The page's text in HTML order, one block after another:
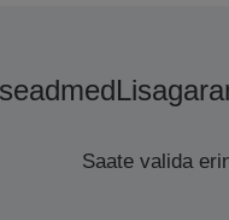
Saate valida